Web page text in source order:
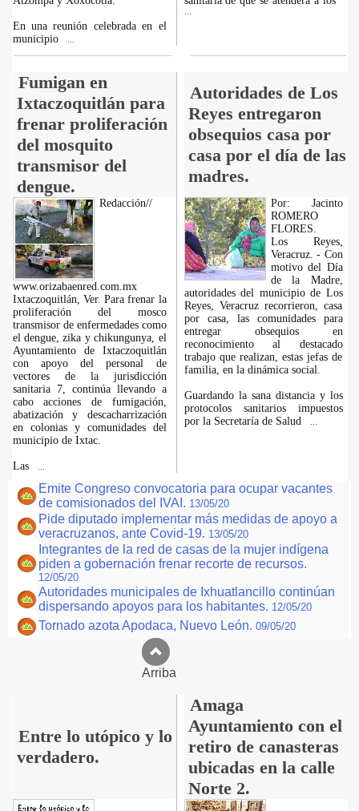
En una reunión celebrada en el
municipio
Fumigan en
Ixtaczoquitlán para
frenar proliferación
del mosquito
transmisor del
dengue.
Autoridades de Los
Reyes entregaron
obsequios casa por
casa por el día de las
madres.
Redacción//
www.orizabaenred.com.mx
Ixtaczoquitlán, Ver. Para frenar la
proliferación del mosco
transmisor de enfermedades como
el dengue, zika y chikungunya, el
Ayuntamiento de Ixtaczoquitlán
con apoyo del personal de
vectores de la jurisdicción
sanitaria 7, continúa llevando a
cabo acciones de fumigación,
abatización y descacharrización
en colonias y comunidades del
municipio de Ixtac.
Las
Por: Jacinto
ROMERO
FLORES.
Los Reyes,
Veracruz. - Con
motivo del Día
de la Madre,
autoridades del municipio de Los
Reyes, Veracruz recorrieron, casa
por casa, las comunidades para
entregar obsequios en
reconocimiento al destacado
trabajo que realizan, estas jefas de
familia, en la dinámica social.
Guardando la sana distancia y los
protocolos sanitarios impuestos
por la Secretaría de Salud
Emite Congreso convocatoria para ocupar vacantes
de comisionados del IVAI. 13/05/20
Pide diputado implementar más medidas de apoyo a
veracruzanos, ante Covid-19. 13/05/20
Integrantes de la red de casas de la mujer indígena
piden a gobernación frenar recorte de recursos.
12/05/20
Autoridades municipales de Ixhuatlancillo continúan
dispersando apoyos para los habitantes. 12/05/20
Tornado azota Apodaca, Nuevo León. 09/05/20
Arriba
Entre lo utópico y lo
verdadero.
Amaga
Ayuntamiento con el
retiro de canasteras
ubicadas en la calle
Norte 2.